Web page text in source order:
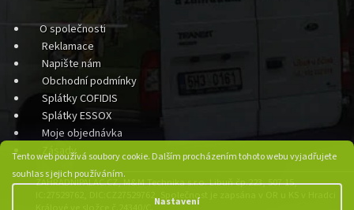
Tento web používá soubory cookie. Dalším procházením tohoto webu vyjadřujete
souhlas s jejich používáním.
Nastavení
O společnosti
Reklamace
Napište nám
Obchodní podmínky
Splátky COFIDIS
Splátky ESSOX
Moje objednávka
Zásady
ZAHRADNIPALAC.CZ, M&M Technika s.r.o. Libuň čp.223, 507 15,
IC:27529762, DIC:CZ27529762, Společnost je zapsána v OR u KS v Hradci